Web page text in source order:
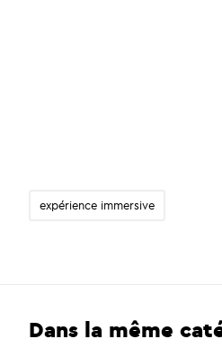
expérience immersive
Dans la même